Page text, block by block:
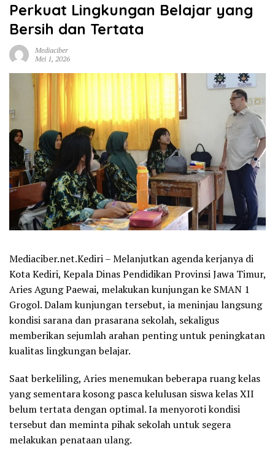
Perkuat Lingkungan Belajar yang
Bersih dan Tertata
Mediaciber
Mei 1, 2026
Mediaciber.net.Kediri – Melanjutkan agenda kerjanya di
Kota Kediri, Kepala Dinas Pendidikan Provinsi Jawa Timur,
Aries Agung Paewai, melakukan kunjungan ke SMAN 1
Grogol. Dalam kunjungan tersebut, ia meninjau langsung
kondisi sarana dan prasarana sekolah, sekaligus
memberikan sejumlah arahan penting untuk peningkatan
kualitas lingkungan belajar.
Saat berkeliling, Aries menemukan beberapa ruang kelas
yang sementara kosong pasca kelulusan siswa kelas XII
belum tertata dengan optimal. Ia menyoroti kondisi
tersebut dan meminta pihak sekolah untuk segera
melakukan penataan ulang.